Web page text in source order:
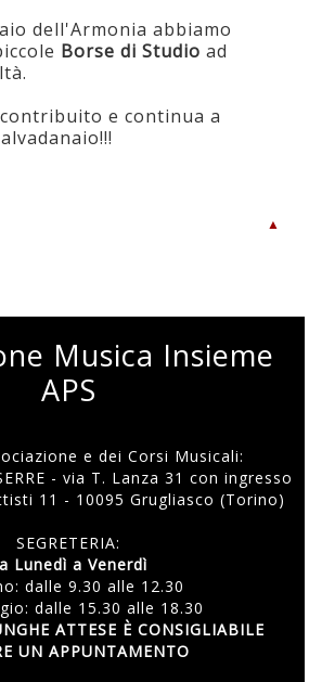
dell'Armonia abbiamo
Borse di Studio ad
e continua a
▲
Musica Insieme
APS
e dei Corsi Musicali:
- via T. Lanza 31 con ingresso
11 - 10095 Grugliasco (Torino)
SEGRETERIA:
Lunedì a Venerdì
dalle 9.30 alle 12.30
dalle 15.30 alle 18.30
ATTESE È CONSIGLIABILE
UN APPUNTAMENTO